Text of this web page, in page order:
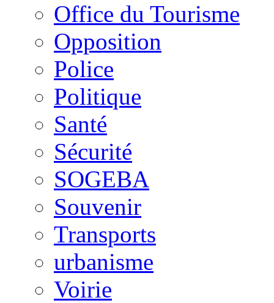
Office du Tourisme
Opposition
Police
Politique
Santé
Sécurité
SOGEBA
Souvenir
Transports
urbanisme
Voirie